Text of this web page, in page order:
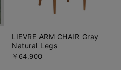
LIEVRE ARM CHAIR Gray
Natural Legs
￥64,900